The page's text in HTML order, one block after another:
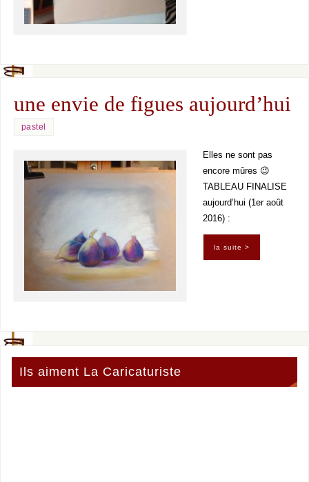
une envie de figues aujourd’hui
pastel
Elles ne sont pas
encore mûres 😉
TABLEAU FINALISE
aujourd’hui (1er août
2016) :
la suite >
Ils aiment La Caricaturiste